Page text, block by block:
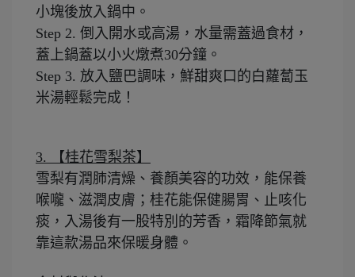
小塊後放入鍋中。
Step 2. 倒入開水或高湯，水量需蓋過食材，
蓋上鍋蓋以小火燉煮30分鐘。
Step 3. 放入鹽巴調味，鮮甜爽口的白蘿蔔玉
米湯輕鬆完成！
3.
【桂花雪梨茶】
雪梨有潤肺清燥、養顏美容的功效，能保養
喉嚨、滋潤皮膚；桂花能保健腸胃、止咳化
痰，入湯後有一股特別的芳香，霜降節氣就
靠這款湯品來保暖身體。